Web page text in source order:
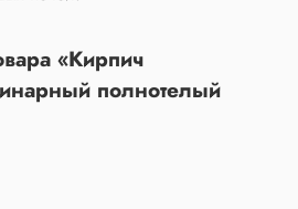
«Кирпич
полнотелый